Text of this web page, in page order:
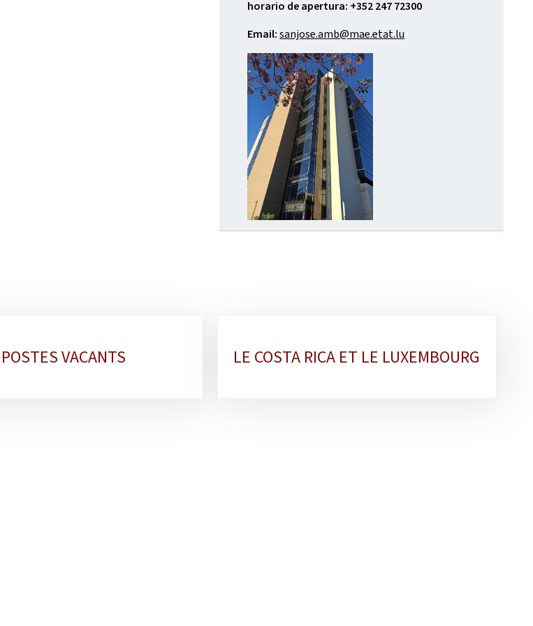
horario de apertura: +352 247 72300
Email: sanjose.amb@mae.etat.lu
POSTES VACANTS LE COSTA RICA ET LE LUXEMBOURG